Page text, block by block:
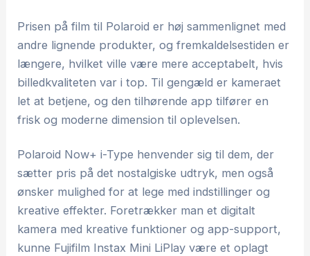
Prisen på film til Polaroid er høj sammenlignet med
andre lignende produkter, og fremkaldelsestiden er
længere, hvilket ville være mere acceptabelt, hvis
billedkvaliteten var i top. Til gengæld er kameraet
let at betjene, og den tilhørende app tilfører en
frisk og moderne dimension til oplevelsen.
Polaroid Now+ i-Type henvender sig til dem, der
sætter pris på det nostalgiske udtryk, men også
ønsker mulighed for at lege med indstillinger og
kreative effekter. Foretrækker man et digitalt
kamera med kreative funktioner og app-support,
kunne Fujifilm Instax Mini LiPlay være et oplagt